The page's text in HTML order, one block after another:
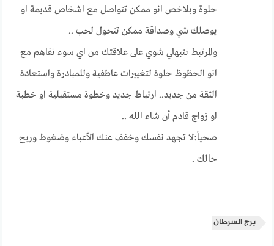
حلوة وبلاخص انو ممكن تتواصل مع اشخاص قديمة او
يوصلك شي وصداقة ممكن تتحول لحب ..
والمرتبط نتبهلي شوي على علاقتك من اي سوء تفاهم مع
انو الحظوظ حلوة لتغييرات عاطفية وللمبادرة واستعادة
الثقة من جديد.. ارتباط جديد وخطوة مستقبلية او خطبة
او زواج قادم أن شاء الله ..
صحياً:لا تجهد نفسك وخفف عنك الأعباء وضغوط وريح
حالك .
برج السرطان